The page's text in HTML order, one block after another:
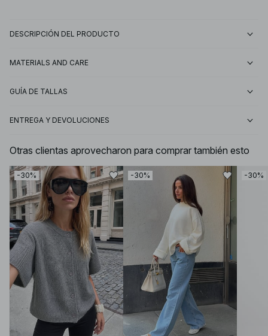
DESCRIPCIÓN DEL PRODUCTO
MATERIALS AND CARE
GUÍA DE TALLAS
ENTREGA Y DEVOLUCIONES
Otras clientas aprovecharon para comprar también esto
-30% -30% -30%